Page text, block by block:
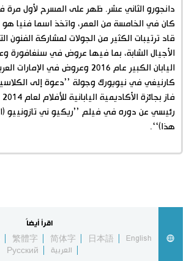
سياسة
اقتصاد
مجتمع
ثقافة
لايف ستايل
هو وهي
المطبخ الياباني
قاد ترتيبات الكثير من الجولات لمشاركة الفنون
الأجيال الشابة، بما فيها عروض في
اليابان الكبير عام 2016 وعروض في
كارنيغي في نيويورك وجولة ’’دعوة إلى
رئيسي عن دوره في فيلم ’’ريكيو ني تازونييو
هذا)‘‘.
اقرأ أيضاً
English
日本語
简体字
繁體字
العربية
Русский